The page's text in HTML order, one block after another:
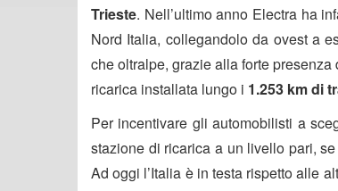
Trieste. Nell’ultimo anno Electra ha
Nord Italia, collegandolo da ovest a
che oltralpe, grazie alla forte presenza
ricarica installata lungo i 1.253 km di
Per incentivare gli automobilisti a
stazione di ricarica a un livello pari,
Ad oggi l’Italia è in testa rispetto alle